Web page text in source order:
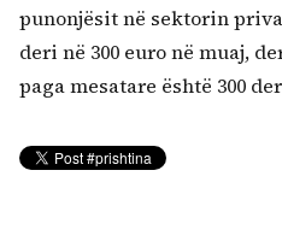
punonjësit në sektorin
deri në 300 euro në muaj,
paga mesatare është 300